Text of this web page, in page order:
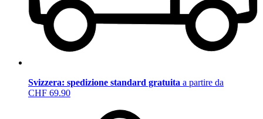
Svizzera: spedizione standard gratuita a partire da
CHF 69.90